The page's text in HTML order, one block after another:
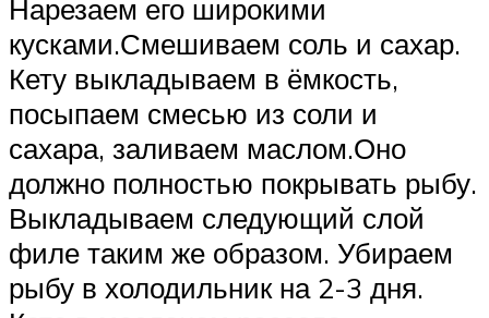
Нарезаем его широкими
кусками.Смешиваем соль и сахар.
Кету выкладываем в ёмкость,
посыпаем смесью из соли и
сахара, заливаем маслом.Оно
должно полностью покрывать рыбу.
Выкладываем следующий слой
филе таким же образом. Убираем
рыбу в холодильник на 2-3 дня.